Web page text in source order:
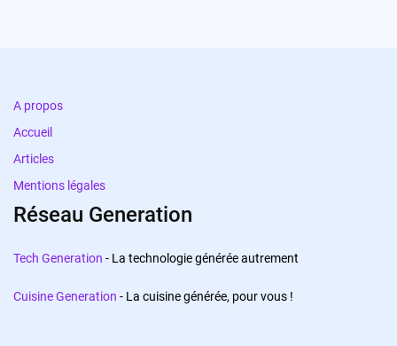
A propos
Accueil
Articles
Mentions légales
Réseau Generation
Tech Generation - La technologie générée autrement
Cuisine Generation - La cuisine générée, pour vous !